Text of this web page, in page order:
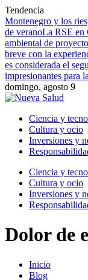
Tendencia
Montenegro y los
de veranoLa RSE en
ambiental de
breve con la
es considerada el
impresionantes para
domingo, agosto 9
Ciencia y
Cultura y ocio
Inversiones y
Ciencia y
Cultura y ocio
Inversiones y
Dolor de
Inicio
Blog